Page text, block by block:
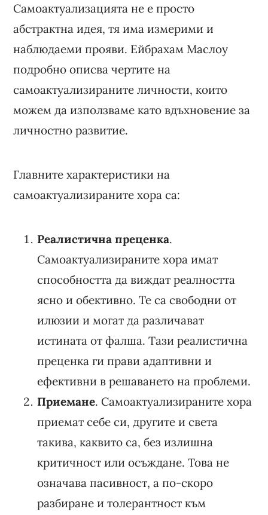
Самоактуализацията не е просто
абстрактна идея, тя има измерими и
наблюдаеми прояви. Ейбрахам Маслоу
подробно описва чертите на
самоактуализираните личности, които
можем да използваме като вдъхновение за
личностно развитие.
Главните характеристики на
самоактуализираните хора са:
Реалистична преценка.
Самоактуализираните хора имат
способността да виждат реалността
ясно и обективно. Те са свободни от
илюзии и могат да различават
истината от фалша. Тази реалистична
преценка ги прави адаптивни и
ефективни в решаването на проблеми.
Приемане. Самоактуализираните хора
приемат себе си, другите и света
такива, каквито са, без излишна
критичност или осъждане. Това не
означава пасивност, а по-скоро
разбиране и толерантност към